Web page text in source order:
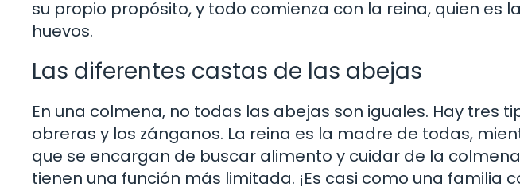
su propio propósito, y todo comienza con la reina, quien es
huevos.
Las diferentes castas de las abejas
En una colmena, no todas las abejas son iguales. Hay tres
obreras y los zánganos. La reina es la madre de todas,
que se encargan de buscar alimento y cuidar de la
tienen una función más limitada. ¡Es casi como una familia